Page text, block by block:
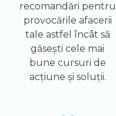
recomandări pentru
provocările afacerii
tale astfel încât să
găsești cele mai
bune cursuri de
acțiune și soluții.